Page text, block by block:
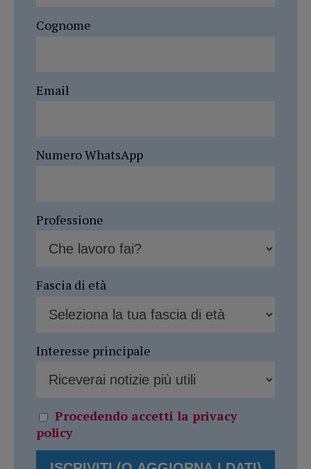
Cognome
Email
Numero WhatsApp
Professione
Fascia di età
Interesse principale
Procedendo accetti la privacy
policy